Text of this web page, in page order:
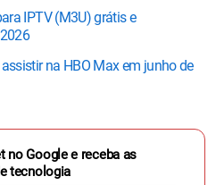
IPTV (M3U) grátis e
na HBO Max em junho de
no Google e receba as
tecnologia